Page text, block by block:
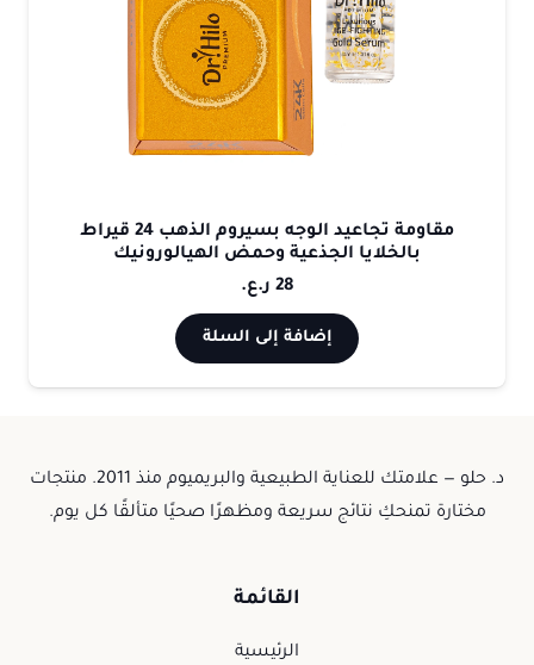
مقاومة تجاعيد الوجه بسيروم الذهب 24 قيراط
بالخلايا الجذعية وحمض الهيالورونيك
28 ر.ع.
إضافة إلى السلة
د. حلو — علامتك للعناية الطبيعية والبريميوم منذ 2011. منتجات
مختارة تمنحكِ نتائج سريعة ومظهرًا صحيًا متألقًا كل يوم.
القائمة
الرئيسية